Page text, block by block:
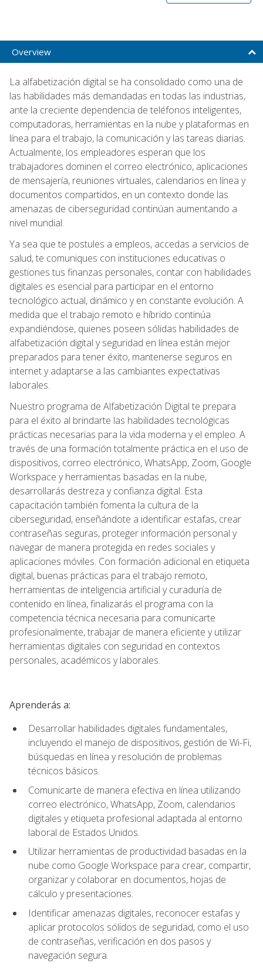
Overview
La alfabetización digital se ha consolidado como una de
las habilidades más demandadas en todas las industrias,
ante la creciente dependencia de teléfonos inteligentes,
computadoras, herramientas en la nube y plataformas en
línea para el trabajo, la comunicación y las tareas diarias.
Actualmente, los empleadores esperan que los
trabajadores dominen el correo electrónico, aplicaciones
de mensajería, reuniones virtuales, calendarios en línea y
documentos compartidos, en un contexto donde las
amenazas de ciberseguridad continúan aumentando a
nivel mundial.
Ya sea que te postules a empleos, accedas a servicios de
salud, te comuniques con instituciones educativas o
gestiones tus finanzas personales, contar con habilidades
digitales es esencial para participar en el entorno
tecnológico actual, dinámico y en constante evolución. A
medida que el trabajo remoto e híbrido continúa
expandiéndose, quienes poseen sólidas habilidades de
alfabetización digital y seguridad en línea están mejor
preparados para tener éxito, mantenerse seguros en
internet y adaptarse a las cambiantes expectativas
laborales.
Nuestro programa de Alfabetización Digital te prepara
para el éxito al brindarte las habilidades tecnológicas
prácticas necesarias para la vida moderna y el empleo. A
través de una formación totalmente práctica en el uso de
dispositivos, correo electrónico, WhatsApp, Zoom, Google
Workspace y herramientas basadas en la nube,
desarrollarás destreza y confianza digital. Esta
capacitación también fomenta la cultura de la
ciberseguridad, enseñándote a identificar estafas, crear
contraseñas seguras, proteger información personal y
navegar de manera protegida en redes sociales y
aplicaciones móviles. Con formación adicional en etiqueta
digital, buenas prácticas para el trabajo remoto,
herramientas de inteligencia artificial y curaduría de
contenido en línea, finalizarás el programa con la
competencia técnica necesaria para comunicarte
profesionalmente, trabajar de manera eficiente y utilizar
herramientas digitales con seguridad en contextos
personales, académicos y laborales.
Aprenderás a:
Desarrollar habilidades digitales fundamentales,
incluyendo el manejo de dispositivos, gestión de Wi-Fi,
búsquedas en línea y resolución de problemas
técnicos básicos.
Comunicarte de manera efectiva en línea utilizando
correo electrónico, WhatsApp, Zoom, calendarios
digitales y etiqueta profesional adaptada al entorno
laboral de Estados Unidos.
Utilizar herramientas de productividad basadas en la
nube como Google Workspace para crear, compartir,
organizar y colaborar en documentos, hojas de
cálculo y presentaciones.
Identificar amenazas digitales, reconocer estafas y
aplicar protocolos sólidos de seguridad, como el uso
de contraseñas, verificación en dos pasos y
navegación segura.